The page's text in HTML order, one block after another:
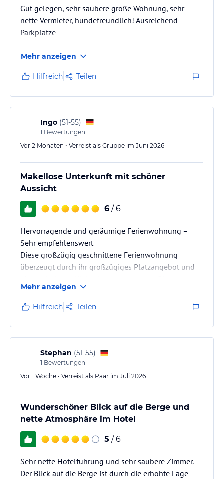
In unserem Hause öffnet jeden Tag ab 17.00 Uhr unsere
Wohlfühloase mit
finnischer Sauna
Dampfbad
Erlebnisduschen
Wärmebank
Sonstige Einrichtungen und Services
moderne Wohnungen
kostenloses WLAN
kostenlose Parkplätze
Haustiere auf Anfrage
Nichtraucherhaus
Shuttleservice auf Vorbestellung von / zum Bahnhof in Oberstdorf
Hinweis: Allgemeine und unverbindliche
Hoteliers-/Veranstalter-/Kataloginformationen. Alle Angaben
ohne Gewähr und ohne Prüfung durch HolidayCheck. Bitte
lies vor der Buchung die verbindlichen Angebotsdetails
des
jeweiligen Veranstalters.
Gut gelegen, sehr saubere große Wohnung, sehr
nette Vermieter, hundefreundlich! Ausreichend
Parkplätze
Mehr anzeigen
Hilfreich Teilen
Ingo (51-55)
1 Bewertungen
Vor 2 Monaten • Verreist als Gruppe im Juni 2026
Makellose Unterkunft mit schöner
Aussicht
6 / 6
Hervorragende und geräumige Ferienwohnung –
Sehr empfehlenswert
Diese großzügig geschnittene Ferienwohnung
überzeugt durch ihr großzügiges Platzangebot und
Räumlichkeiten bieten viel Bewegungsfreiheit und
sind funktional wie auch komfortabel eingerichtet.
Besonders hervorzuheben sind die modernen
Badezimmer, die sich in einem technisch und optisch
einwandfreien Zustand befinden. Sie bieten
zeitgemäßen Komfort und unterstreichen den
gepflegten Gesamteindruck der Immobilie.…
Mehr anzeigen
Hilfreich Teilen
Stephan (51-55)
1 Bewertungen
Vor 1 Woche • Verreist als Paar im Juli 2026
Wunderschöner Blick auf die Berge und
nette Atmosphäre im Hotel
5 / 6
Sehr nette Hotelführung und sehr saubere Zimmer.
Der Blick auf die Berge ist durch die erhöhte Lage